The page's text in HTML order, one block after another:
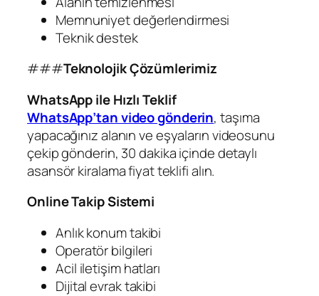
Memnuniyet değerlendirmesi
Teknik destek
###Teknolojik Çözümlerimiz
WhatsApp ile Hızlı Teklif
WhatsApp’tan video gönderin, taşıma
yapacağınız alanın ve eşyaların videosunu
çekip gönderin, 30 dakika içinde detaylı
asansör kiralama fiyat teklifi alın.
Online Takip Sistemi
Anlık konum takibi
Operatör bilgileri
Acil iletişim hatları
Dijital evrak takibi